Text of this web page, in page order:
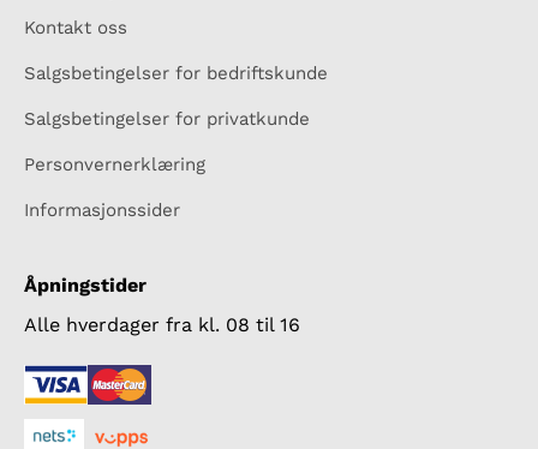
Kontakt oss
Salgsbetingelser for bedriftskunde
Salgsbetingelser for privatkunde
Personvernerklæring
Informasjonssider
Åpningstider
Alle hverdager fra kl. 08 til 16